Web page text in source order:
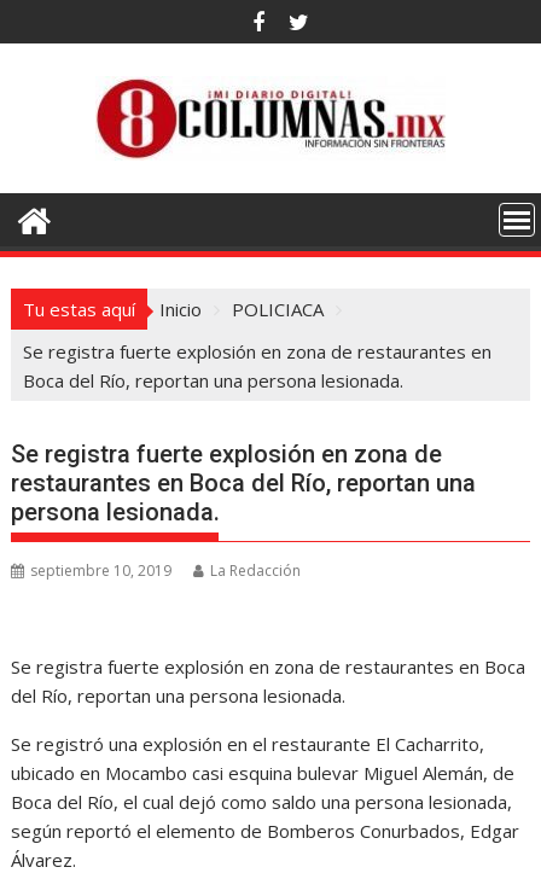
al
Tu estas aquí Inicio
POLICIACA
Se registra fuerte explosión en zona de restaurantes en
Boca del Río, reportan una persona lesionada.
Se registra fuerte explosión en zona de
restaurantes en Boca del Río, reportan una
persona lesionada.
septiembre 10, 2019 La Redacción
Se registra fuerte explosión en zona de restaurantes en Boca
del Río, reportan una persona lesionada.
Se registró una explosión en el restaurante El Cacharrito,
ubicado en Mocambo casi esquina bulevar Miguel Alemán, de
Boca del Río, el cual dejó como saldo una persona lesionada,
según reportó el elemento de Bomberos Conurbados, Edgar
Álvarez.